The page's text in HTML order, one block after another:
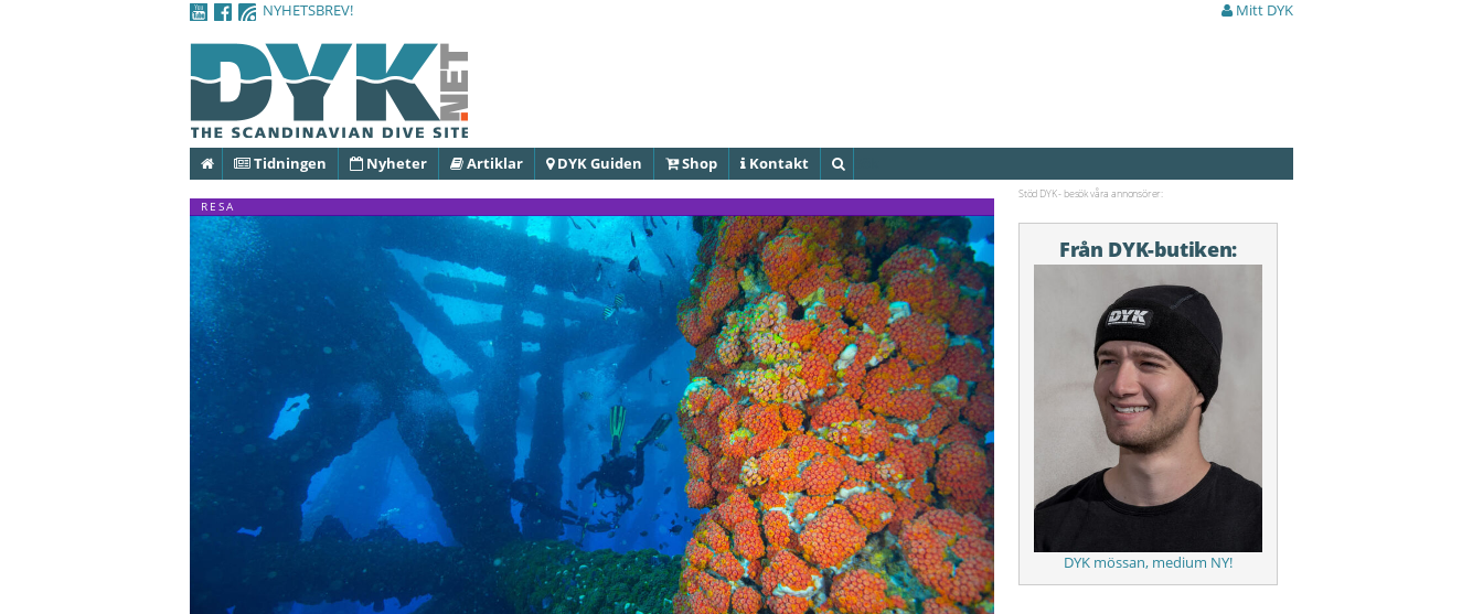
NYHETSBREV! Mitt DYK
HemTidningen Nyheter Artiklar DYK Guiden Shop Kontakt
RESA
Stöd DYK - besök våra annonsörer:
Från DYK-butiken:
DYK mössan, medium NY!